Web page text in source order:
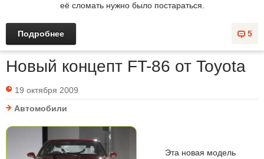
её сломать нужно было постараться.
5
Подробнее
Новый концепт FT-86 от Toyota
19 октября 2009
Автомобили
Эта новая модель